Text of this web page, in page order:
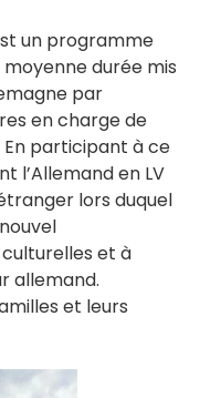
un programme
moyenne durée mis
par
en charge de
En participant à ce
l’Allemand en LV
lors duquel
et à
allemand.
et leurs